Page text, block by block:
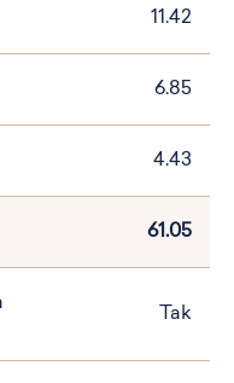
11.42
6.85
4.43
61.05
Tak